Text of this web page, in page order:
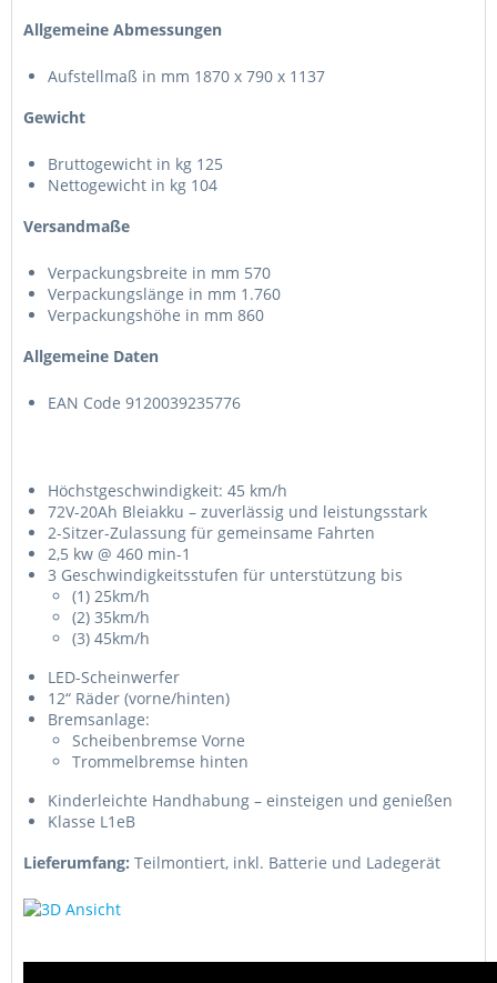
Allgemeine Abmessungen
Aufstellmaß in mm 1870 x 790 x 1137
Gewicht
Bruttogewicht in kg 125
Nettogewicht in kg 104
Versandmaße
Verpackungsbreite in mm 570
Verpackungslänge in mm 1.760
Verpackungshöhe in mm 860
Allgemeine Daten
EAN Code 9120039235776
Höchstgeschwindigkeit: 45 km/h
72V-20Ah Bleiakku – zuverlässig und leistungsstark
2-Sitzer-Zulassung für gemeinsame Fahrten
2,5 kw @ 460 min-1
3 Geschwindigkeitsstufen für unterstützung bis
(1) 25km/h
(2) 35km/h
(3) 45km/h
LED-Scheinwerfer
12“ Räder (vorne/hinten)
Bremsanlage:
Scheibenbremse Vorne
Trommelbremse hinten
Kinderleichte Handhabung – einsteigen und genießen
Klasse L1eB
Lieferumfang: Teilmontiert, inkl. Batterie und Ladegerät